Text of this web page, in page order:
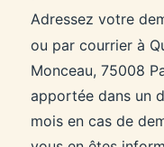
Adressez votre
ou par courrier à
Monceau, 75008
apportée dans un
mois en cas de